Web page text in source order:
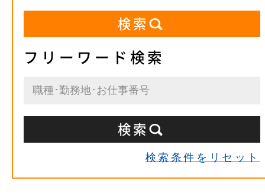
フリーワード検索
検索条件をリセット